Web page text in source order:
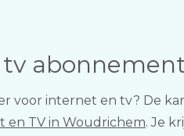
voor internet en tv? De
en TV in Woudrichem. Je